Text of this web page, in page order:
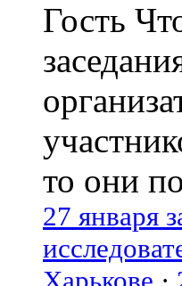
Гость
то они
27 января